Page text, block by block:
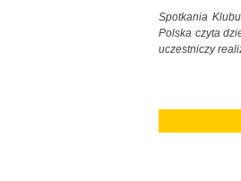
Spotkania
Polska czyta
uczestniczy